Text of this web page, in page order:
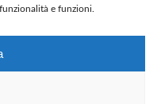
e funzioni.